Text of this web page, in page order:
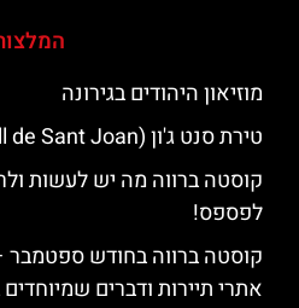
מוזיאון היהודים בגירונה
טירת סנט ג'ון (Castell de Sant Joan) בבלאנס
קוסטה ברווה מה יש לעשות
לפספס!
קוסטה ברווה בחודש ספטמבר
אתרי תיירות ודברים